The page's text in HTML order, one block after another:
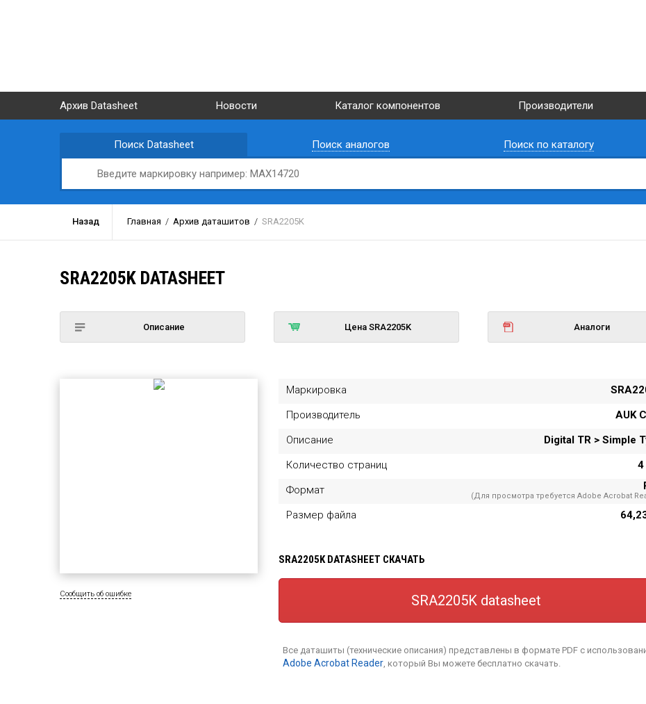
Архив Datasheet Новости Каталог компонентов Производители
Поиск Datasheet Поиск аналогов Поиск по каталогу
Назад Главная / Архив даташитов / SRA2205K
SRA2205K DATASHEET
Описание Цена SRA2205K Аналоги
Сообщить об ошибке
Маркировка
Производитель
AUK
Описание
Digital TR > Simple
Количество страниц
4
Формат
(Для просмотра требуется Adobe Acrobat
Размер файла
SRA2205K DATASHEET СКАЧАТЬ
SRA2205K datasheet
Все даташиты (технические описания) представлены в формате PDF с
Adobe Acrobat Reader, который Вы можете бесплатно скачать.